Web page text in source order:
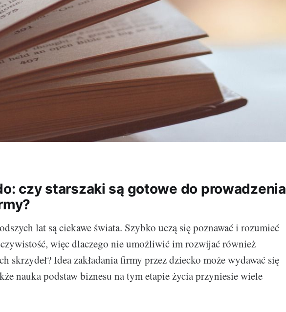
czy starszaki są gotowe do prowadzenia
lat są ciekawe świata. Szybko uczą się poznawać i rozumieć
więc dlaczego nie umożliwić im rozwijać również
skrzydeł? Idea zakładania firmy przez dziecko może wydawać się
nauka podstaw biznesu na tym etapie życia przyniesie wiele